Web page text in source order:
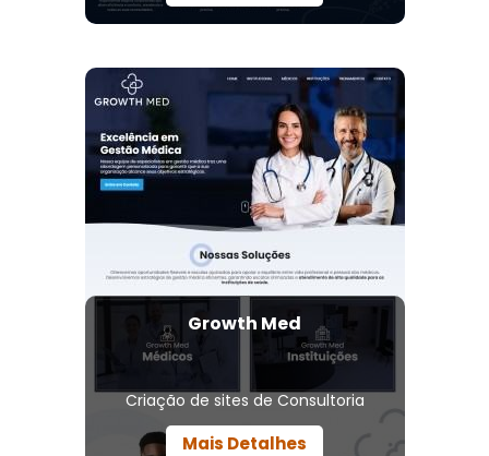
Growth Med
Criação de sites de Consultoria
Mais Detalhes